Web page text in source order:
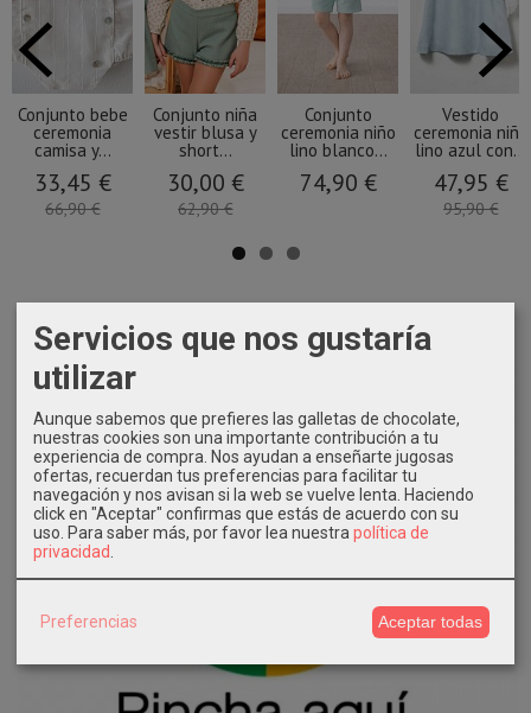
Conjunto bebe
ceremonia
camisa y...
33,45 €
66,90 €
Conjunto niña
vestir blusa y
short...
30,00 €
62,90 €
Conjunto
ceremonia niño
lino blanco...
74,90 €
Vestido
ceremonia niña
lino azul con...
47,95 €
95,90 €
Servicios que nos gustaría
utilizar
Aunque sabemos que prefieres las galletas de chocolate,
nuestras cookies son una importante contribución a tu
experiencia de compra. Nos ayudan a enseñarte jugosas
ofertas, recuerdan tus preferencias para facilitar tu
navegación y nos avisan si la web se vuelve lenta. Haciendo
click en "Aceptar" confirmas que estás de acuerdo con su
uso. Para saber más, por favor lea nuestra política de
privacidad
Preferencias Aceptar todas